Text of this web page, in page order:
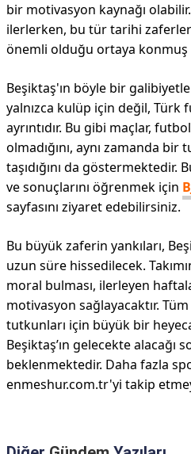
bir motivasyon kaynağı
ilerlerken, bu tür tarihi
önemli olduğu ortaya konmuş
Beşiktaş'ın böyle bir galibiyetle
yalnızca kulüp için değil,
ayrıntıdır. Bu gibi maçlar,
olmadığını, aynı zamanda
taşıdığını da göstermektedir.
ve sonuçlarını öğrenmek için
sayfasını ziyaret edebilirsiniz.
Bu büyük zaferin yankıları,
uzun süre hissedilecek.
moral bulması, ilerleyen
motivasyon sağlayacaktır.
tutkunları için büyük bir
Beşiktaş’ın gelecekte alacağı
beklenmektedir. Daha fazla
enmeshur.com.tr'yi takip